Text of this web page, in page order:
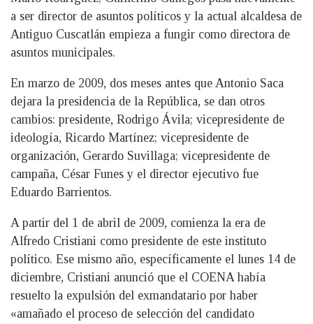
a ser director de asuntos políticos y la actual alcaldesa de
Antiguo Cuscatlán empieza a fungir como directora de
asuntos municipales.
En marzo de 2009, dos meses antes que Antonio Saca
dejara la presidencia de la República, se dan otros
cambios: presidente, Rodrigo Ávila; vicepresidente de
ideología, Ricardo Martínez; vicepresidente de
organización, Gerardo Suvillaga; vicepresidente de
campaña, César Funes y el director ejecutivo fue
Eduardo Barrientos.
A partir del 1 de abril de 2009, comienza la era de
Alfredo Cristiani como presidente de este instituto
político. Ese mismo año, específicamente el lunes 14 de
diciembre, Cristiani anunció que el COENA había
resuelto la expulsión del exmandatario por haber
«amañado el proceso de selección del candidato